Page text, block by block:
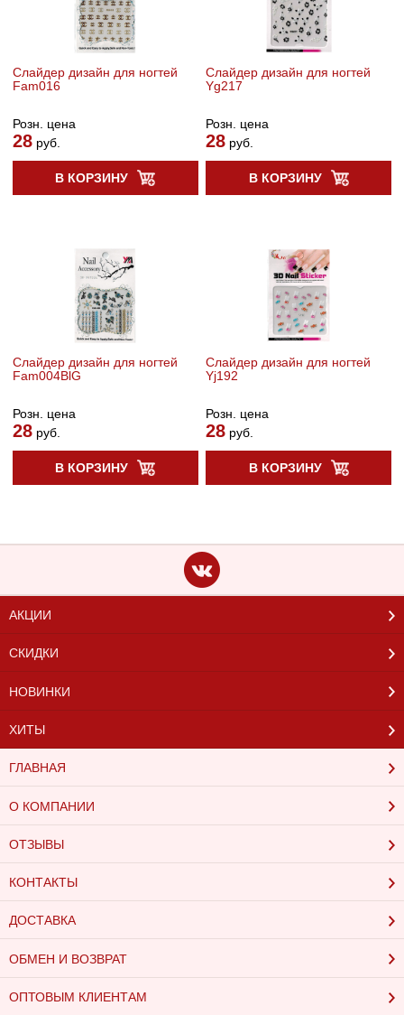
Cлайдер дизайн для ногтей
Fam016
Розн. цена
28руб.
В КОРЗИНУ
Cлайдер дизайн для ногтей
Yg217
Розн. цена
28 руб.
В КОРЗИНУ
Cлайдер дизайн для ногтей
Fam004BlG
Розн. цена
28руб.
В КОРЗИНУ
Cлайдер дизайн для ногтей
Yj192
Розн. цена
28 руб.
В КОРЗИНУ
АКЦИИ
СКИДКИ
НОВИНКИ
ХИТЫ
ГЛАВНАЯ
О КОМПАНИИ
ОТЗЫВЫ
КОНТАКТЫ
ДОСТАВКА
ОБМЕН И ВОЗВРАТ
ОПТОВЫМ КЛИЕНТАМ